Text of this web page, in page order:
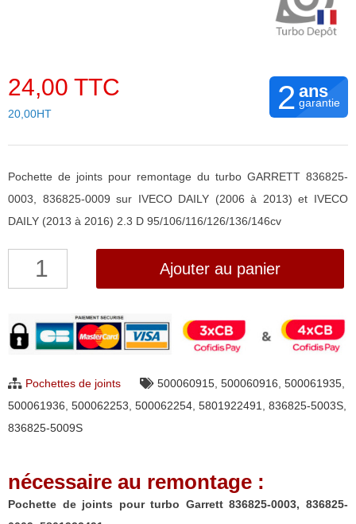
24,00 TTC
20,00HT 2 ans
garantie
Pochette de joints pour remontage du turbo GARRETT 836825-
0003, 836825-0009 sur IVECO DAILY (2006 à 2013) et IVECO
DAILY (2013 à 2016) 2.3 D 95/106/116/126/136/146cv
quantité
de
joints
turbo
836825-
0009,
Ajouter au panier
Pochettes de joints 500060915, 500060916, 500061935,
500061936, 500062253, 500062254, 5801922491, 836825-5003S,
836825-5009S
nécessaire au remontage :
Pochette de joints pour turbo Garrett 836825-0003, 836825-